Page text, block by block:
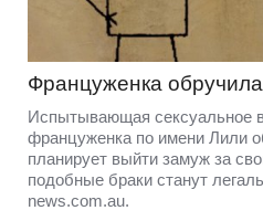
Француженка
Испытывающая сексуальное
француженка по имени Лили
планирует выйти замуж за
подобные браки станут
news.com.au.